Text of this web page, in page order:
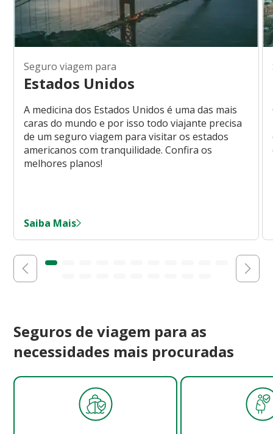
Seguro viagem para
Estados Unidos
A medicina dos Estados Unidos é uma das mais
caras do mundo e por isso todo viajante precisa
de um seguro viagem para visitar os estados
americanos com tranquilidade. Confira os
melhores planos!
Saiba Mais
Seguros de viagem para as
necessidades mais procuradas